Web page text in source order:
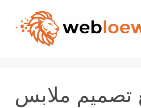
content
تصميم ملابس